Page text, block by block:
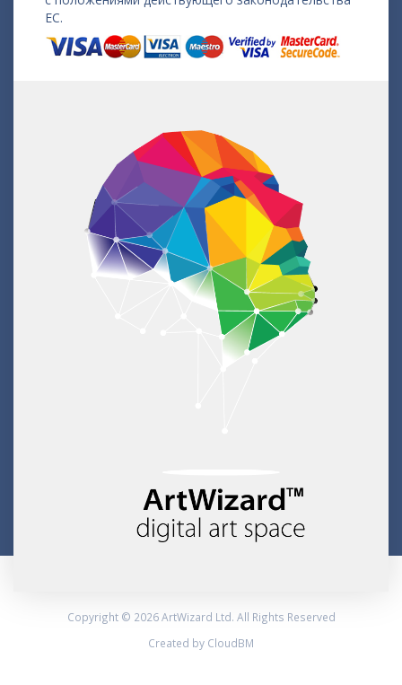
ЕС.
Copyright © 2026 ArtWizard Ltd. All Rights Reserved
Created by CloudBM